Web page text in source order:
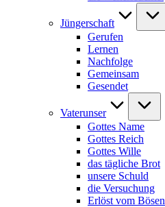
Jüngerschaft
Gerufen
Lernen
Nachfolge
Gemeinsam
Gesendet
Vaterunser
Gottes Name
Gottes Reich
Gottes Wille
das tägliche Brot
unsere Schuld
die Versuchung
Erlöst vom Bösen